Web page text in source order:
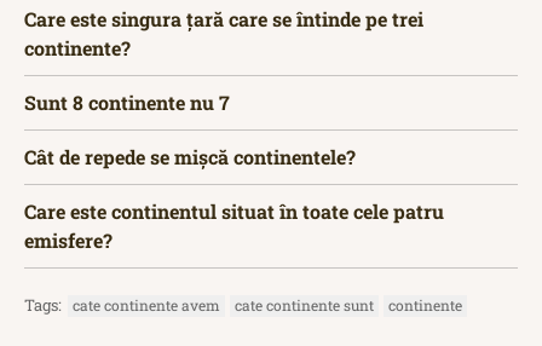
Care este singura țară care se întinde pe trei
continente?
Sunt 8 continente nu 7
Cât de repede se mișcă continentele?
Care este continentul situat în toate cele patru
emisfere?
Tags: cate continente avem cate continente sunt continente